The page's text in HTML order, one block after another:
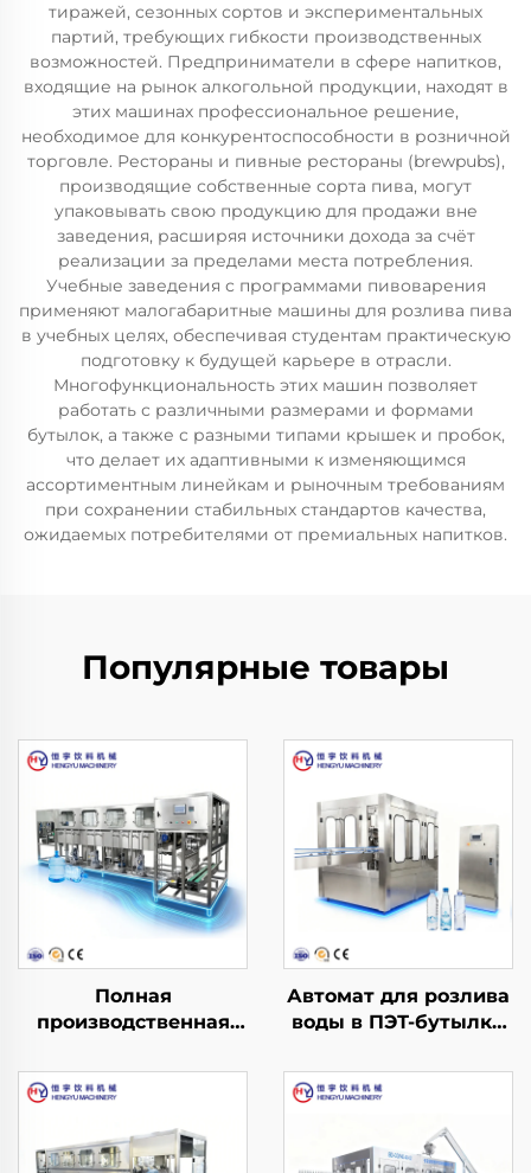
тиражей, сезонных сортов и экспериментальных
партий, требующих гибкости производственных
возможностей. Предприниматели в сфере напитков,
входящие на рынок алкогольной продукции, находят в
этих машинах профессиональное решение,
необходимое для конкурентоспособности в розничной
торговле. Рестораны и пивные рестораны (brewpubs),
производящие собственные сорта пива, могут
упаковывать свою продукцию для продажи вне
заведения, расширяя источники дохода за счёт
реализации за пределами места потребления.
Учебные заведения с программами пивоварения
применяют малогабаритные машины для розлива пива
в учебных целях, обеспечивая студентам практическую
подготовку к будущей карьере в отрасли.
Многофункциональность этих машин позволяет
работать с различными размерами и формами
бутылок, а также с разными типами крышек и пробок,
что делает их адаптивными к изменяющимся
ассортиментным линейкам и рыночным требованиям
при сохранении стабильных стандартов качества,
ожидаемых потребителями от премиальных напитков.
Популярные товары
Полная
производственная
воды в бочки QGF300
(3 в 1)
Автомат для розлива
воды в ПЭТ-бутылки